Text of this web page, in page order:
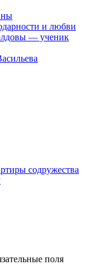
и любви
— ученик
содружества
поля